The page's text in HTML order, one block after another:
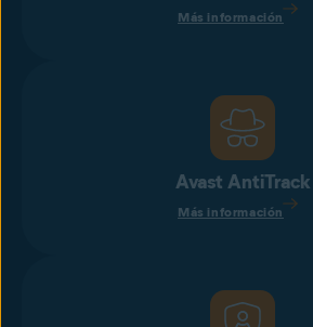
Más información
Avast AntiTrack
Más información